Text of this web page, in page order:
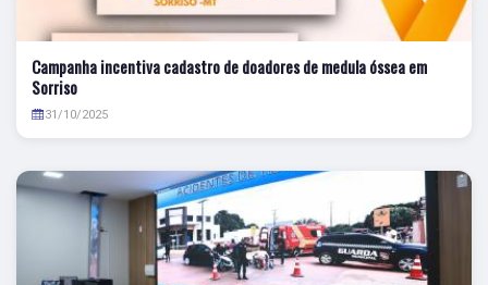
Campanha incentiva cadastro de doadores de medula óssea em
Sorriso
31/10/2025